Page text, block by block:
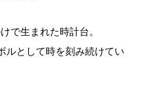
で生まれた時計台。
ルとして時を刻み続けてい